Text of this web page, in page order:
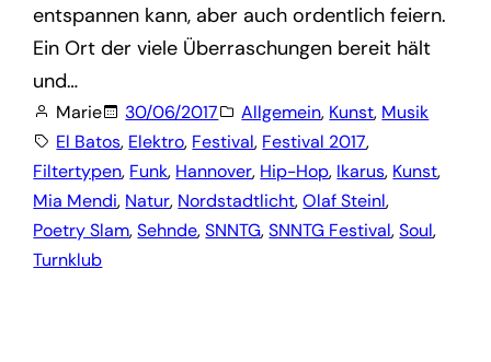
entspannen kann, aber auch ordentlich feiern.
Ein Ort der viele Überraschungen bereit hält
und…
Marie 30/06/2017 Allgemein, Kunst, Musik
El Batos, Elektro, Festival, Festival 2017,
Filtertypen, Funk, Hannover, Hip-Hop, Ikarus, Kunst,
Mia Mendi, Natur, Nordstadtlicht, Olaf Steinl,
Poetry Slam, Sehnde, SNNTG, SNNTG Festival, Soul,
Turnklub